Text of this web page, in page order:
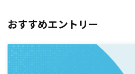
おすすめエントリー